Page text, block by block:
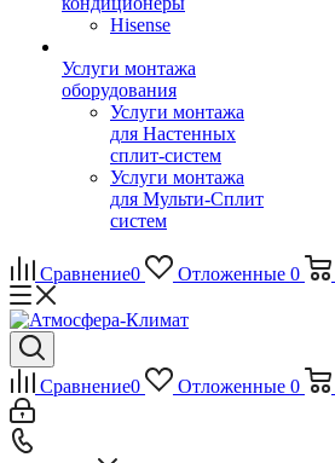
Hisense
Услуги монтажа
оборудования
Услуги монтажа
для Настенных
сплит-систем
Услуги монтажа
для Мульти-Сплит
систем
Сравнение0 Отложенные 0
Сравнение0 Отложенные 0